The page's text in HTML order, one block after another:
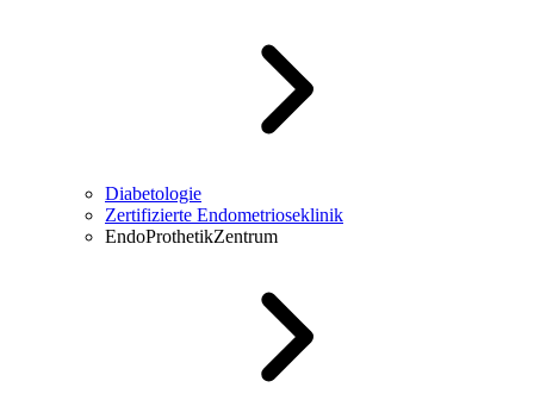
Diabetologie
Zertifizierte Endometrioseklinik
EndoProthetikZentrum